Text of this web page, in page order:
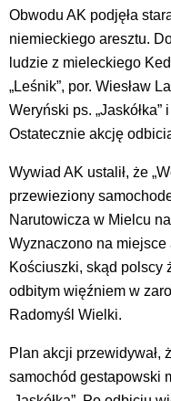
Obwodu AK podjęła
niemieckiego aresztu.
ludzie z mieleckiego
„Leśnik”, por. Wiesław
Weryński ps. „Jaskółka”
Ostatecznie akcję
Wywiad AK ustalił, że
przewieziony
Narutowicza w Mielcu
Wyznaczono na
Kościuszki, skąd polscy
odbitym więźniem w
Radomyśl Wielki.
Plan akcji przewidywał,
samochód gestapowski